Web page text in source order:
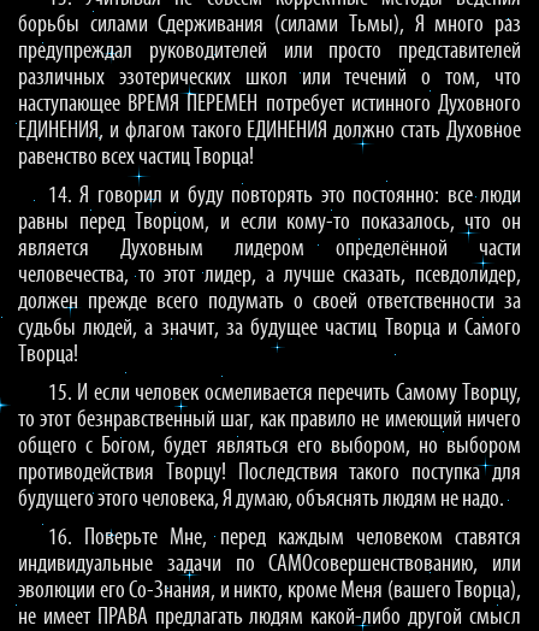
борьбы силами Сдерживания (силами Тьмы), Я много раз
предупреждал руководителей или просто представителей
различных эзотерических школ или течений о том, что
наступающее ВРЕМЯ ПЕРЕМЕН потребует истинного Духовного
ЕДИНЕНИЯ, и флагом такого ЕДИНЕНИЯ должно стать Духовное
равенство всех частиц Творца!
14. Я говорил и буду повторять это постоянно: все люди
равны перед Творцом, и если кому-то показалось, что он
является Духовным лидером определённой части
человечества, то этот лидер, а лучше сказать, псевдолидер,
должен прежде всего подумать о своей ответственности за
судьбы людей, а значит, за будущее частиц Творца и Самого
Творца!
15. И если человек осмеливается перечить Самому Творцу,
то этот безнравственный шаг, как правило не имеющий ничего
общего с Богом, будет являться его выбором, но выбором
противодействия Творцу! Последствия такого поступка для
будущего этого человека, Я думаю, объяснять людям не надо.
16. Поверьте Мне, перед каждым человеком ставятся
индивидуальные задачи по САМОсовершенствованию, или
эволюции его Со-Знания, и никто, кроме Меня (вашего Творца),
не имеет ПРАВА предлагать людям какой-либо другой смысл